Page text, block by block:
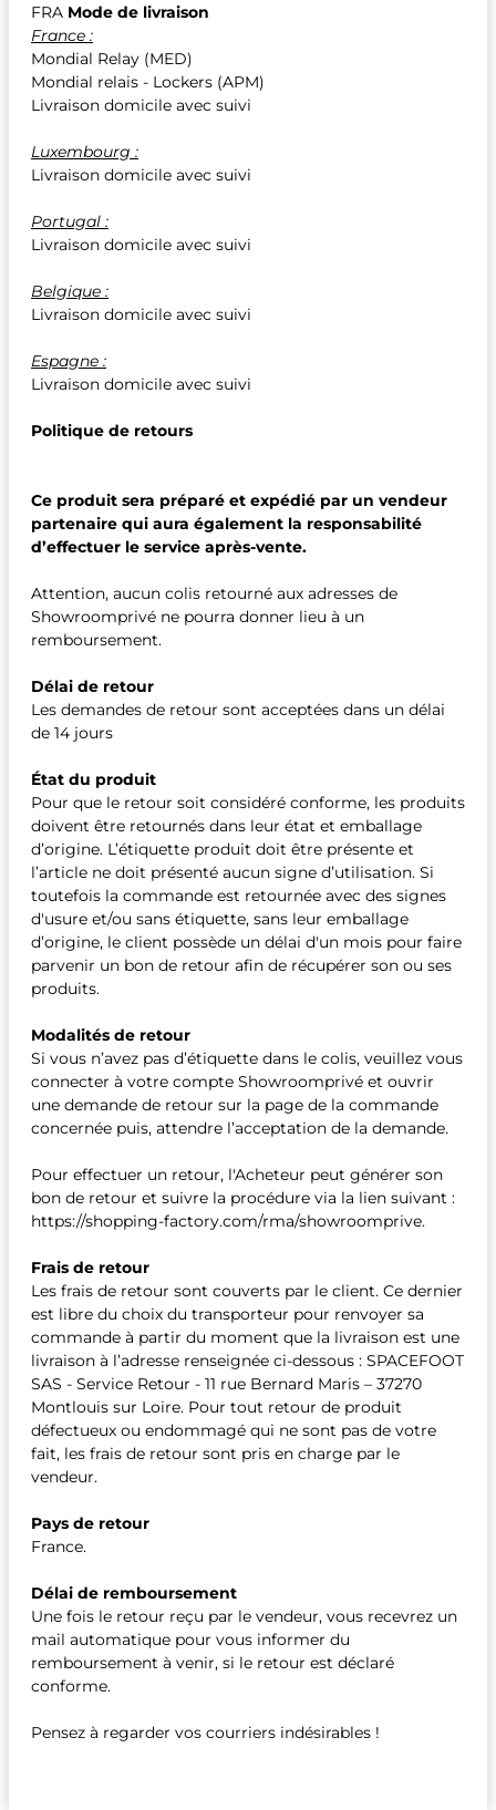
FRA Mode de livraison
France :
Mondial Relay (MED)
Mondial relais - Lockers (APM)
Livraison domicile avec suivi
Luxembourg :
Livraison domicile avec suivi
Portugal :
Livraison domicile avec suivi
Belgique :
Livraison domicile avec suivi
Espagne :
Livraison domicile avec suivi
Politique de retours
Ce produit sera préparé et expédié par un vendeur
partenaire qui aura également la responsabilité
d’effectuer le service après-vente.
Attention, aucun colis retourné aux adresses de
Showroomprivé ne pourra donner lieu à un
remboursement.
Délai de retour
Les demandes de retour sont acceptées dans un délai
de 14 jours
État du produit
Pour que le retour soit considéré conforme, les produits
doivent être retournés dans leur état et emballage
d’origine. L’étiquette produit doit être présente et
l’article ne doit présenté aucun signe d’utilisation. Si
toutefois la commande est retournée avec des signes
d'usure et/ou sans étiquette, sans leur emballage
d’origine, le client possède un délai d'un mois pour faire
parvenir un bon de retour afin de récupérer son ou ses
produits.
Modalités de retour
Si vous n’avez pas d’étiquette dans le colis, veuillez vous
connecter à votre compte Showroomprivé et ouvrir
une demande de retour sur la page de la commande
concernée puis, attendre l’acceptation de la demande.
Pour effectuer un retour, l'Acheteur peut générer son
bon de retour et suivre la procédure via la lien suivant :
https://shopping-factory.com/rma/showroomprive.
Frais de retour
Les frais de retour sont couverts par le client. Ce dernier
est libre du choix du transporteur pour renvoyer sa
commande à partir du moment que la livraison est une
livraison à l’adresse renseignée ci-dessous : SPACEFOOT
SAS - Service Retour - 11 rue Bernard Maris – 37270
Montlouis sur Loire. Pour tout retour de produit
défectueux ou endommagé qui ne sont pas de votre
fait, les frais de retour sont pris en charge par le
vendeur.
Pays de retour
France.
Délai de remboursement
Une fois le retour reçu par le vendeur, vous recevrez un
mail automatique pour vous informer du
remboursement à venir, si le retour est déclaré
conforme.
Pensez à regarder vos courriers indésirables !